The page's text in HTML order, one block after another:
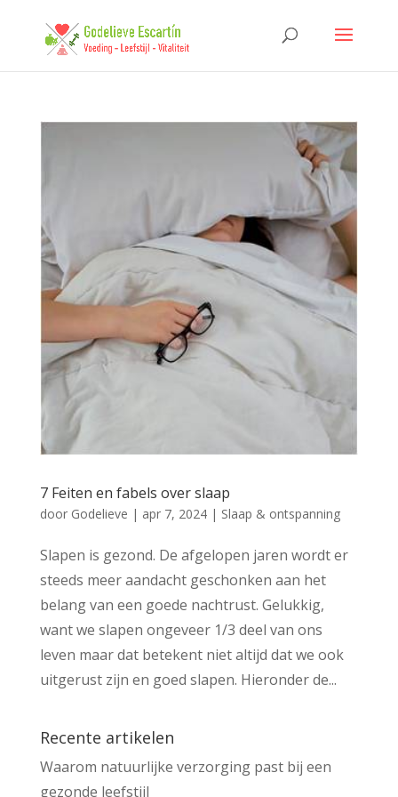
7 Feiten en fabels over slaap
door Godelieve | apr 7, 2024| Slaap & ontspanning
Slapen is gezond. De afgelopen jaren wordt er
steeds meer aandacht geschonken aan het
belang van een goede nachtrust. Gelukkig,
want we slapen ongeveer 1/3 deel van ons
leven maar dat betekent niet altijd dat we ook
uitgerust zijn en goed slapen. Hieronder de...
Recente artikelen
Waarom natuurlijke verzorging past bij een
gezonde leefstijl